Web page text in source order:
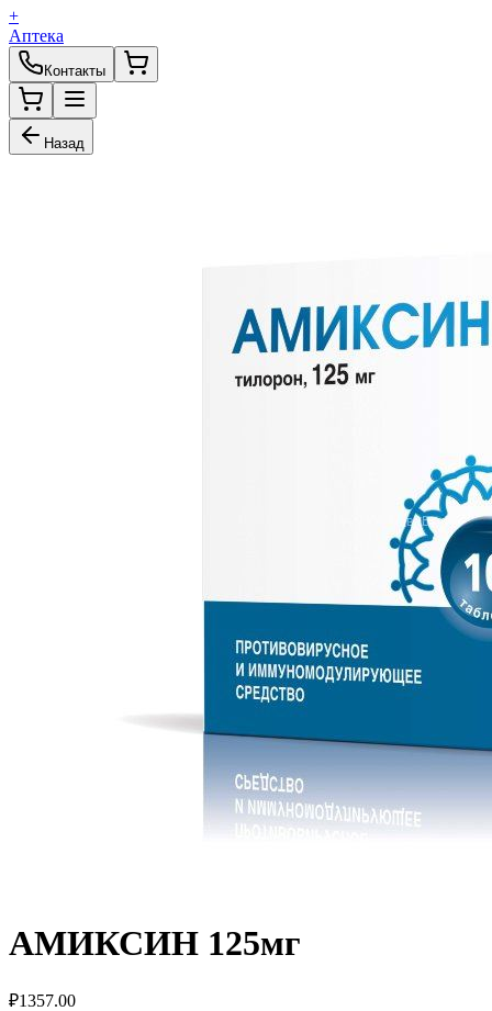
+
Аптека
Контакты
Назад
АМИКСИН 125мг
₽1357.00